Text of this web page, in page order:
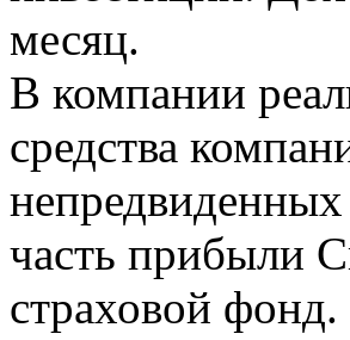
месяц.
В компании
средства
часть прибыли
страховой фонд.